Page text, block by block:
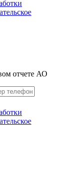
отчете АО